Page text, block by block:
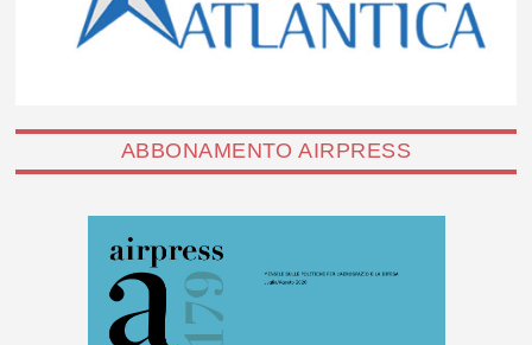
ABBONAMENTO AIRPRESS